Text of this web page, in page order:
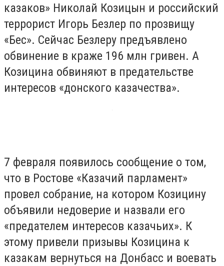
казаков» Николай Козицын и российский
террорист Игорь Безлер по прозвищу
«Бес». Сейчас Безлеру предъявлено
обвинение в краже 196 млн гривен. А
Козицина обвиняют в предательстве
интересов «донского казачества».
7 февраля появилось сообщение о том,
что в Ростове «Казачий парламент»
провел собрание, на котором Козицину
объявили недоверие и назвали его
«предателем интересов казачьих». К
этому привели призывы Козицина к
казакам вернуться на Донбасс и воевать